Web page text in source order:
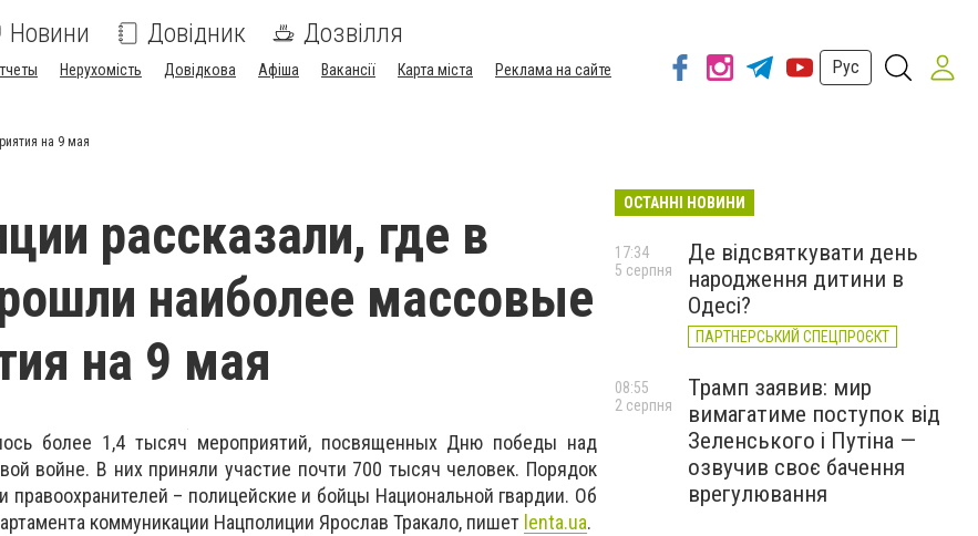
Новини Довідник Дозвілля
Нерухомість Довідкова Афіша Вакансії Карта міста
Реклама на сайте
Рус
на 9 мая
рассказали, где в
наиболее массовые
на 9 мая
более 1,4 тысяч мероприятий, посвященных Дню победы над
войне. В них приняли участие почти 700 тысяч человек. Порядок
правоохранителей – полицейские и бойцы Национальной гвардии. Об
коммуникации Нацполиции Ярослав Тракало, пишет lenta.ua.
ОСТАННІ НОВИНИ
Де відсвяткувати день
народження дитини в
Одесі?
ПАРТНЕРСЬКИЙ СПЕЦПРОЄКТ
17:34
5 серпня
Трамп заявив: мир
вимагатиме поступок від
Зеленського і Путіна —
озвучив своє бачення
врегулювання
08:55
2 серпня